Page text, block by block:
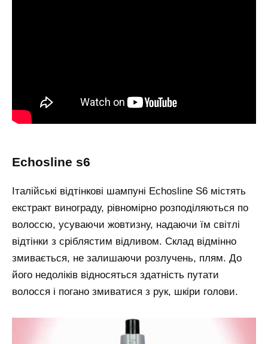
echosline s6
Італійські відтінкові шампуні Echosline S6 містять
екстракт винограду, рівномірно розподіляються по
волоссю, усуваючи жовтизну, надаючи їм світлі
відтінки з сріблястим відливом. Склад відмінно
змивається, не залишаючи розлучень, плям. До
його недоліків відносяться здатність путати
волосся і погано змиватися з рук, шкіри голови.